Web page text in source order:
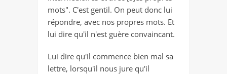
mots". C'est gentil. On peut donc lui
répondre, avec nos propres mots. Et
lui dire qu'il n'est guère convaincant.
Lui dire qu'il commence bien mal sa
lettre, lorsqu'il nous jure qu'il